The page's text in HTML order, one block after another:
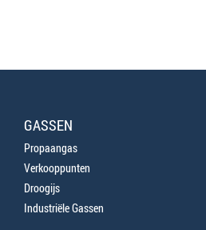
GASSEN
Propaangas
Verkooppunten
Droogijs
Industriële Gassen